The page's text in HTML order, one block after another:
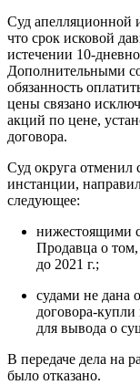
Суд апелляционной
что срок исковой
истечении 10-
Дополнительными
обязанность
цены связано
акций по цене,
договора.
Суд округа отменил
инстанции,
следующее:
нижестоящими
Продавца о том,
до 2021 г.;
судами не дана
договора-
для вывода о
В передаче дела на
было отказано.